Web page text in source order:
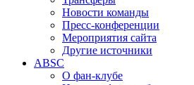
Новости команды
Пресс-конференции
Мероприятия сайта
Другие источники
ABSC
О фан-клубе